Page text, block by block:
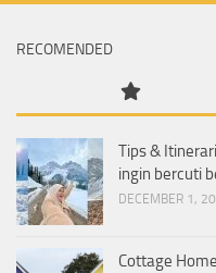
RECOMENDED
Tips &
ingin bercuti
DECEMBER 1,
Cottage